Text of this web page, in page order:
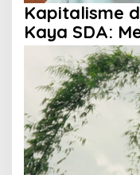
Kapitalisme
Kaya SDA:
Perspektif